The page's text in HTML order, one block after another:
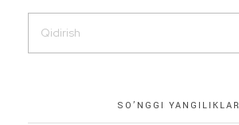
SO’NGGI YANGILIKLAR